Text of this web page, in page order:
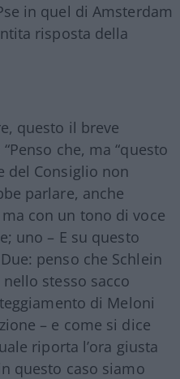
in quel di Amsterdam
risposta della
questo il breve
che, ma “questo
del Consiglio non
parlare, anche
con un tono di voce
uno – E su questo
penso che Schlein
stesso sacco
di Meloni
– e come si dice
riporta l’ora giusta
questo caso siamo